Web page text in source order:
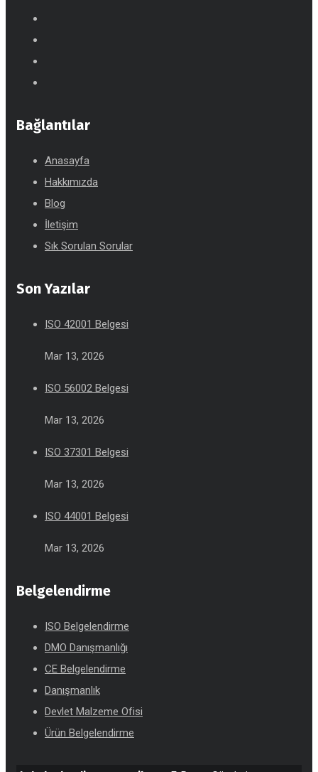
Bağlantılar
Anasayfa
Hakkımızda
Blog
İletişim
Sık Sorulan Sorular
Son Yazılar
ISO 42001 Belgesi
Mar 13, 2026
ISO 56002 Belgesi
Mar 13, 2026
ISO 37301 Belgesi
Mar 13, 2026
ISO 44001 Belgesi
Mar 13, 2026
Belgelendirme
ISO Belgelendirme
DMO Danışmanlığı
CE Belgelendirme
Danışmanlık
Devlet Malzeme Ofisi
Ürün Belgelendirme